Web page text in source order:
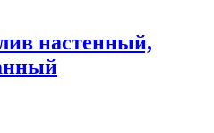
настенный,